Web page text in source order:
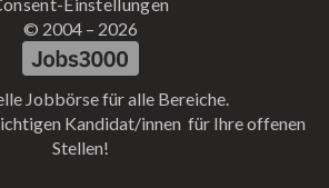
Jobbörse für alle Bereiche.
Kandidat/innen für Ihre offenen
Stellen!
© 2004 – 2026